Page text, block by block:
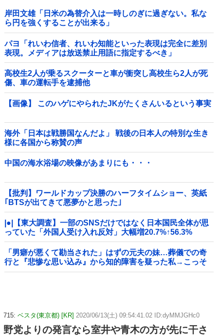
岸田文雄「日米の為替介入は一時しのぎに過ぎない。私な
ら円を強くすることが出来る」
パヨ「れいわ信者、れいわ知能といった表現は完全に差別
表現。メディアは放送禁止用語に指定するべき」
高校生2人が乗るスクーターと車が衝突し高校生ら2人が死
傷、車の運転手を逮捕他
【画像】 このハゲにやられたJKがたくさんいるという事実
海外「日本は戦勝国なんだよ」 戦後の日本人の特別な生き
様に各国から称賛の声
中国の海水浴場の映像があまりにも・・・
【批判】ワールドカップ決勝のハーフタイムショー、英紙
｢BTSが出てきて悪夢かと思った｣
|●|【東大調査】一部のSNSだけではなく日本国民全体が思
っていた「外国人受け入れ反対」大幅増20.7%↑56.3%
「男癖が悪くて勘当された」はずの元夫の妹…葬儀での奇
行と『悲惨な思い込み』から知的障害を疑った私→こっそ
り病院へ誘導し行政保護させた話
715: ベスタ(東京都) [KR] 2020/06/13(土) 09:54:41.02 ID:dyMMJGHc0
野党よりの発言なら室井や青木の方が先に干さ